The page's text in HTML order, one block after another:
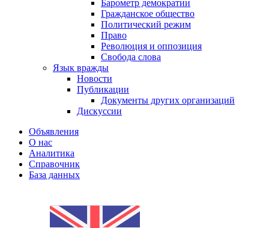
Барометр демократии
Гражданское общество
Политический режим
Право
Революция и оппозиция
Свобода слова
Язык вражды
Новости
Публикации
Документы других организаций
Дискуссии
Объявления
О нас
Аналитика
Справочник
База данных